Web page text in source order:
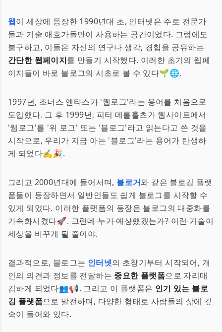
웹이 세상에 등장한 1990년대 초, 인터넷은 주로 전문가
들과 기술 애호가들만이 사용하는 공간이었다. 그럼에도
불구하고, 이들은 자신의 연구나 생각, 경험을 공유하는
간단한 웹페이지를 만들기 시작했다. 이러한 초기의 웹페
이지들이 바로 블로그의 시초로 볼 수 있다🌱🌐.
1997년, 조너스 엔타스가 '웹로그'라는 용어를 처음으로
도입했다. 그 후 1999년, 피터 메를홀츠가 웹사이트에서
'웹로그'를 '위 로그' 또는 '블로그'라고 읽는다고 쓴 것을
시작으로, 우리가 지금 아는 '블로그'라는 용어가 탄생하
게 되었다✍️🎉.
그리고 2000년대에 들어서며, 블로거와 같은 블로깅 플랫
폼들이 등장하면서 일반인들도 쉽게 블로그를 시작할 수
있게 되었다. 이러한 플랫폼의 등장은 블로그의 대중화를
가속화시켰다🚀.그런데 누가 예상했겠는가? 이런 기술이
세상을 바꾸게 될 줄이야.
결과적으로, 블로그는 인터넷의 초창기부터 시작되어, 개
인의 의견과 정보를 전달하는 중요한 플랫폼으로 자리매
김하게 되었다👥📢. 그리고 이 플랫폼은 인기 있는 블로
깅 플랫폼으로 발전하며, 다양한 형태로 사람들의 삶에 깊
숙이 들어와 있다.